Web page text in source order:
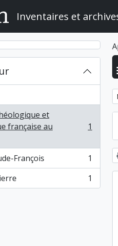
Inventaires et
et
française au
1
François
1
1